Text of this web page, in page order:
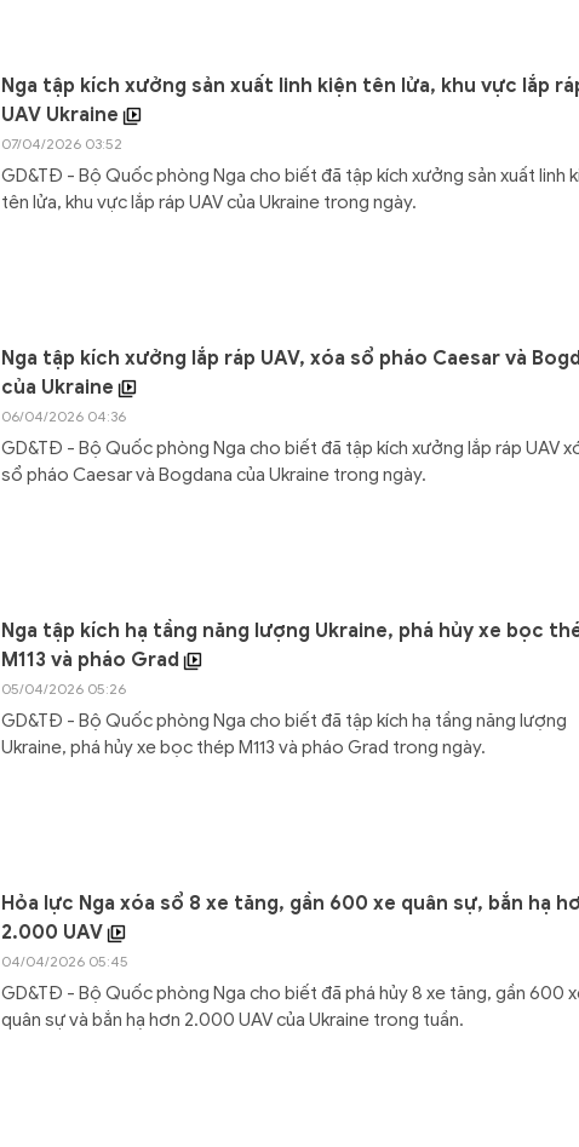
Nga tập kích xưởng sản xuất linh kiện tên lửa, khu vực lắp
UAV Ukraine
07/04/2026 03:52
GD&TĐ - Bộ Quốc phòng Nga cho biết đã tập kích xưởng sản xuất linh
tên lửa, khu vực lắp ráp UAV của Ukraine trong ngày.
Nga tập kích xưởng lắp ráp UAV, xóa sổ pháo Caesar và
của Ukraine
06/04/2026 04:36
GD&TĐ - Bộ Quốc phòng Nga cho biết đã tập kích xưởng lắp ráp UAV
sổ pháo Caesar và Bogdana của Ukraine trong ngày.
Nga tập kích hạ tầng năng lượng Ukraine, phá hủy xe bọc
M113 và pháo Grad
05/04/2026 05:26
GD&TĐ - Bộ Quốc phòng Nga cho biết đã tập kích hạ tầng năng lượng
Ukraine, phá hủy xe bọc thép M113 và pháo Grad trong ngày.
Hỏa lực Nga xóa sổ 8 xe tăng, gần 600 xe quân sự, bắn hạ
2.000 UAV
04/04/2026 05:45
GD&TĐ - Bộ Quốc phòng Nga cho biết đã phá hủy 8 xe tăng, gần 600
quân sự và bắn hạ hơn 2.000 UAV của Ukraine trong tuần.